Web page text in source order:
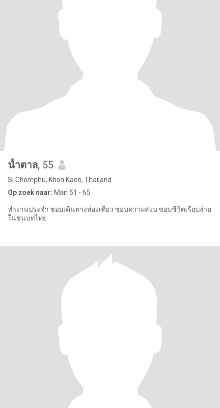
น้ำตาล, 55
Si Chomphu, Khon Kaen, Thailand
Op zoek naar: Man 51 - 65
ทำงานประจำ ชอบเดินทางท่องเที่ยว ชอบความสงบ ชอบชีวิตเรียบง่าย
ในชนบทไทย